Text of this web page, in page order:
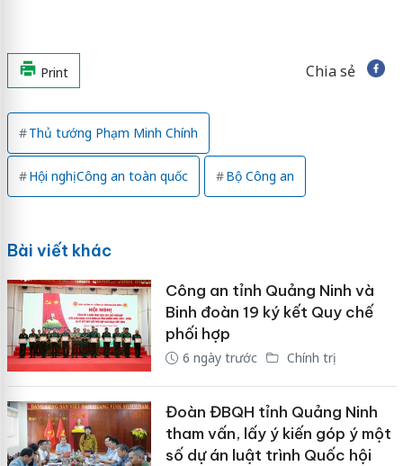
Print Chia sẻ
Thủ tướng Phạm Minh Chính
Hội nghị Công an toàn quốc Bộ Công an
Bài viết khác
Công an tỉnh Quảng Ninh và
Binh đoàn 19 ký kết Quy chế
phối hợp
6 ngày trước Chính trị
Đoàn ĐBQH tỉnh Quảng Ninh
tham vấn, lấy ý kiến góp ý một
số dự án luật trình Quốc hội